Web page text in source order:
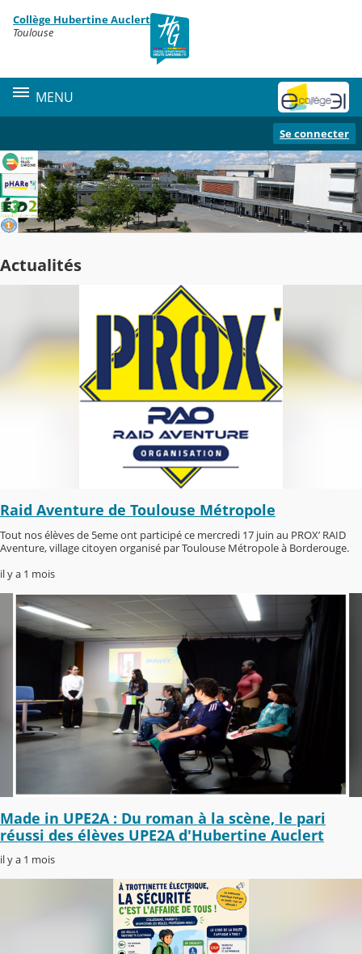
Contenu
Collège Hubertine Auclert
Toulouse
MENU
Se connecter
Actualités
Raid Aventure de Toulouse Métropole
Tout nos élèves de 5eme ont participé ce mercredi 17 juin au PROX’ RAID
Aventure, village citoyen organisé par Toulouse Métropole à Borderouge.
il y a 1 mois
Made in UPE2A : Du roman à la scène, le pari
réussi des élèves UPE2A d'Hubertine Auclert
il y a 1 mois